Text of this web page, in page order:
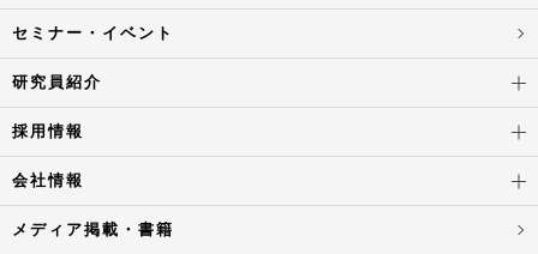
セミナー・イベント
研究員紹介
採用情報
会社情報
メディア掲載・書籍